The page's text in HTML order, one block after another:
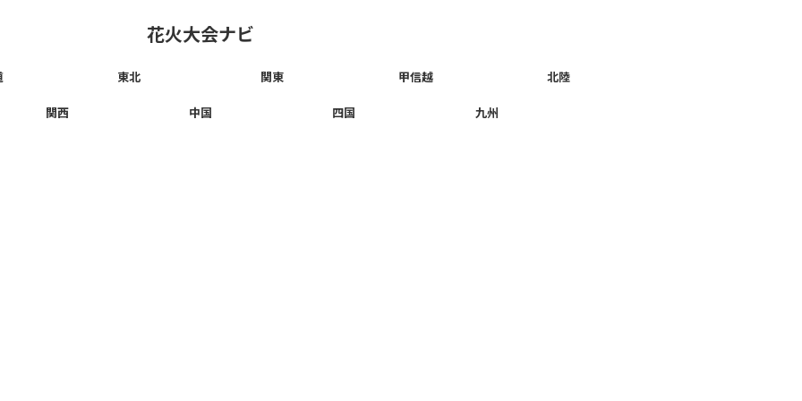
花火大会ナビ
東北 関東 甲信越 北陸
関西 中国 四国 九州